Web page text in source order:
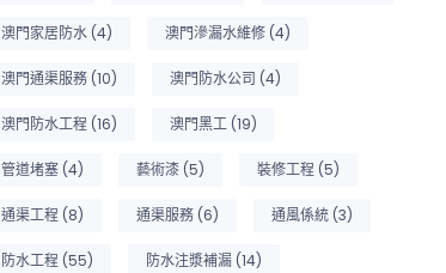
澳門家居防水 (4) 澳門滲漏水維修 (4)
澳門通渠服務 (10) 澳門防水公司 (4)
澳門防水工程 (16) 澳門黑工 (19)
管道堵塞 (4) 藝術漆 (5) 裝修工程 (5)
通渠工程 (8) 通渠服務 (6) 通風係統 (3)
防水工程 (55) 防水注漿補漏 (14)